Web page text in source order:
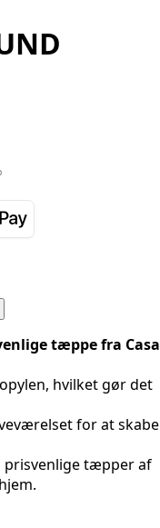
tæppe fra Casa
hvilket gør det
for at skabe
tæpper af